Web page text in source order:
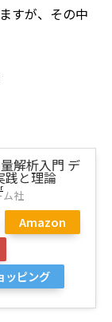
すが、その中
解析入門 デ
践と理論
ム社
Amazon
ッピング